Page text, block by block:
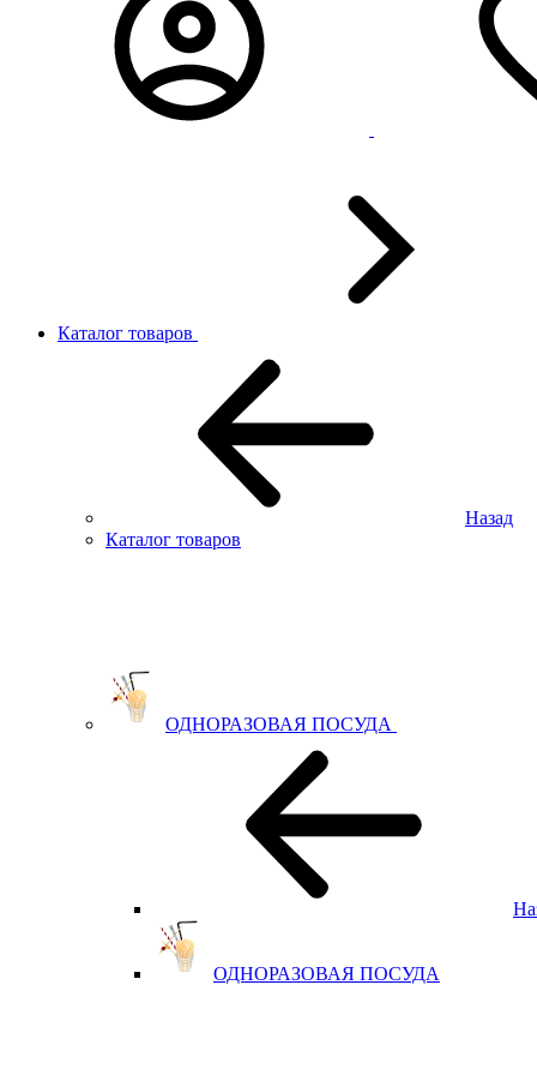
Каталог товаров
Назад
Каталог товаров
ОДНОРАЗОВАЯ ПОСУДА
ОДНОРАЗОВАЯ ПОСУДА